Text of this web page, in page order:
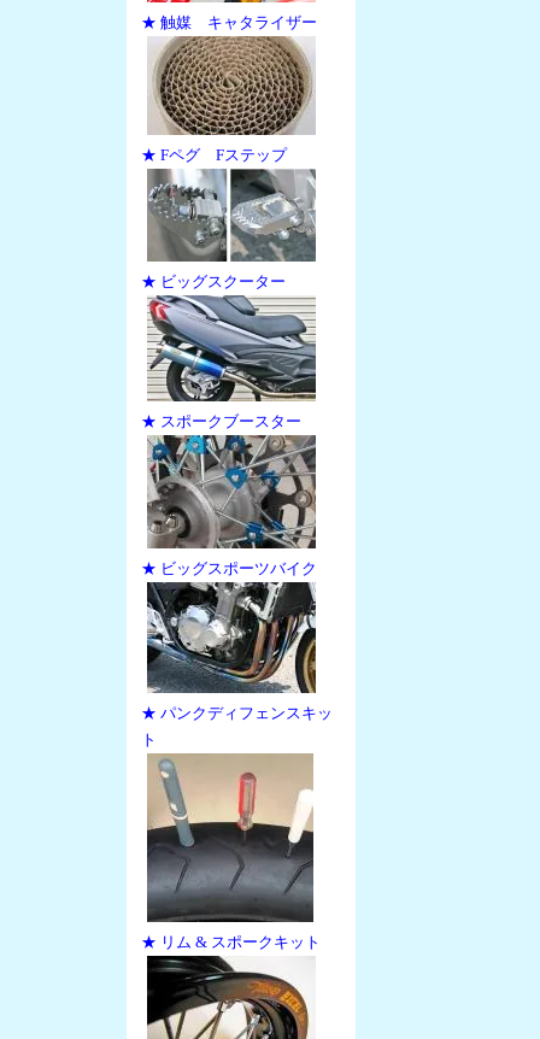
★ 触媒 キャタライザー
★ Fペグ Fステップ
★ ビッグスクーター
★ スポークブースター
★ ビッグスポーツバイク
★ パンクディフェンスキッ
ト
★ リム & スポークキット